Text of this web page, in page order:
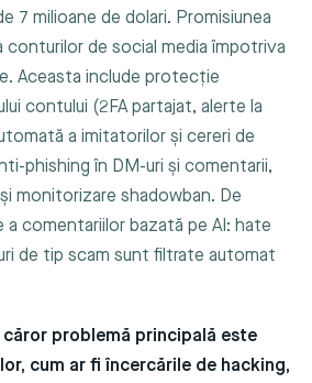
7 milioane de dolari. Promisiunea
conturilor de social media împotriva
Aceasta include protecție
contului (2FA partajat, alerte la
a imitatorilor și cereri de
phishing în DM-uri și comentarii,
monitorizare shadowban. De
a comentariilor bazată pe AI: hate
de tip scam sunt filtrate automat
problemă principală este
cum ar fi încercările de hacking,